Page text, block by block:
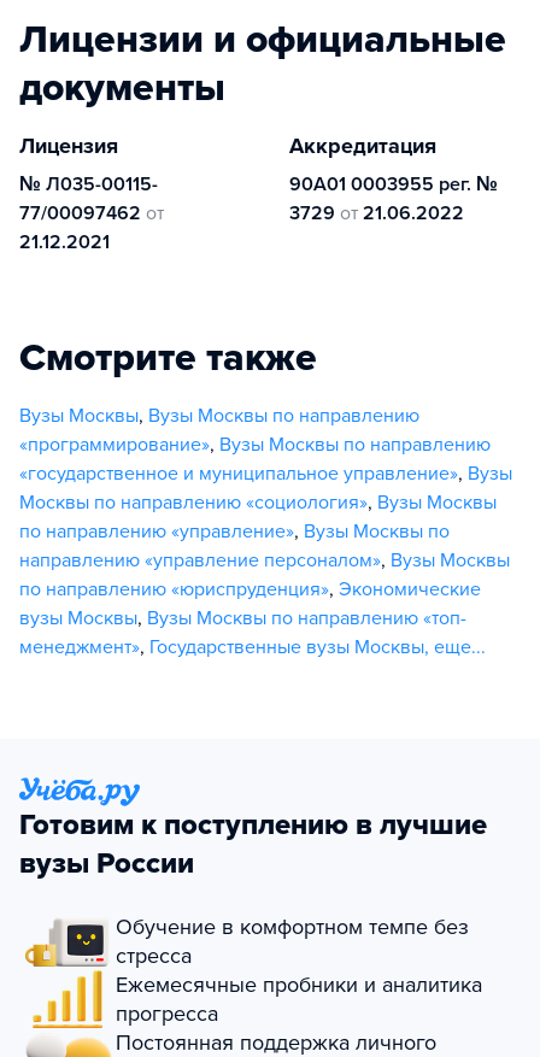
Лицензии и официальные
документы
Лицензия
№ Л035-00115-
77/00097462 от
21.12.2021
Аккредитация
90А01 0003955 рег. №
3729 от 21.06.2022
Смотрите также
Вузы Москвы, Вузы Москвы по направлению
«программирование», Вузы Москвы по направлению
«государственное и муниципальное управление», Вузы
Москвы по направлению «социология», Вузы Москвы
по направлению «управление», Вузы Москвы по
направлению «управление персоналом», Вузы Москвы
по направлению «юриспруденция», Экономические
вузы Москвы, Вузы Москвы по направлению «топ-
менеджмент», Государственные вузы Москвы, еще...
Готовим к поступлению в лучшие
вузы России
Обучение в комфортном темпе без
стресса
Ежемесячные пробники и аналитика
прогресса
Постоянная поддержка личного